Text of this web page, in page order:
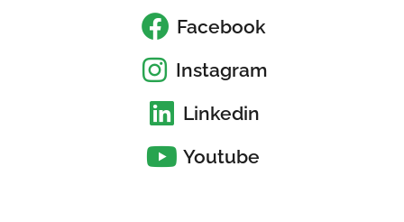
Facebook
Instagram
Linkedin
Youtube